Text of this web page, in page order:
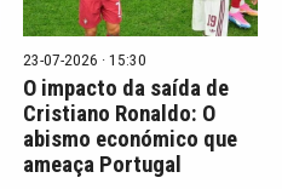
23-07-2026 · 15:30
O impacto da saída de
Cristiano Ronaldo: O
abismo económico que
ameaça Portugal